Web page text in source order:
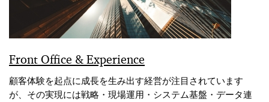
Front Office & Experience
顧客体験を起点に成長を生み出す経営が注目されています
が、その実現には戦略・現場運用・システム基盤・データ連